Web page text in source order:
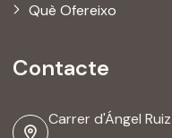
Què Ofereixo
Contacte
Carrer d'Ángel